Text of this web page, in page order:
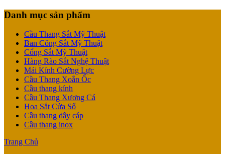
Danh mục sản phẩm
Cầu Thang Sắt Mỹ Thuật
Ban Công Sắt Mỹ Thuật
Cổng Sắt Mỹ Thuật
Hàng Rào Sắt Nghệ Thuật
Mái Kính Cường Lực
Cầu Thang Xoắn Ốc
Cầu thang kính
Cầu Thang Xương Cá
Hoa Sắt Cửa Sổ
Cầu thang dây cáp
Cầu thang inox
Trang Chủ